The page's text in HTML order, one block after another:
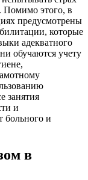
Помимо этого, в
предусмотрены
которые
адекватного
обучаются учету
занятия
и
больного и
в